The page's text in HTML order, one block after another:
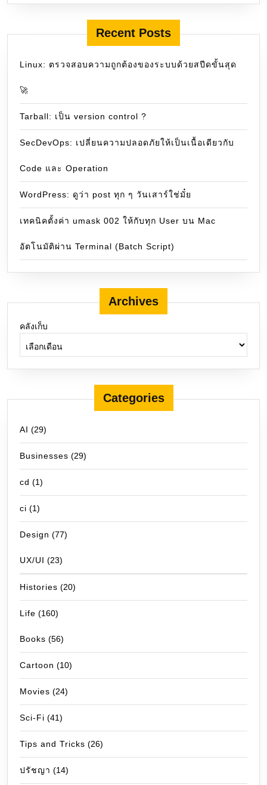
Recent Posts
Linux: ตรวจสอบความถูกต้องของระบบด้วยสปีดขั้นสุด
🚀
Tarball: เป็น version control ?
SecDevOps: เปลี่ยนความปลอดภัยให้เป็นเนื้อเดียวกับ
Code และ Operation
WordPress: ดูว่า post ทุก ๆ วันเสาร์ใช่มั๋ย
เทคนิคตั้งค่า umask 002 ให้กับทุก User บน Mac
อัตโนมัติผ่าน Terminal (Batch Script)
Archives
คลังเก็บ
Categories
AI (29)
Businesses (29)
cd (1)
ci (1)
Design (77)
UX/UI (23)
Histories (20)
Life (160)
Books (56)
Cartoon (10)
Movies (24)
Sci-Fi (41)
Tips and Tricks (26)
ปรัชญา (14)